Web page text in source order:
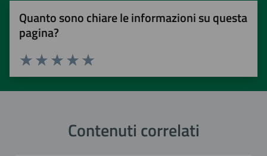
Quanto sono chiare le informazioni su questa
pagina?
Valuta 5 stelle su 5
Valuta 4 stelle su 5
Valuta 3 stelle su 5
Valuta 2 stelle su 5
Valuta 1 stelle su 5
Contenuti correlati